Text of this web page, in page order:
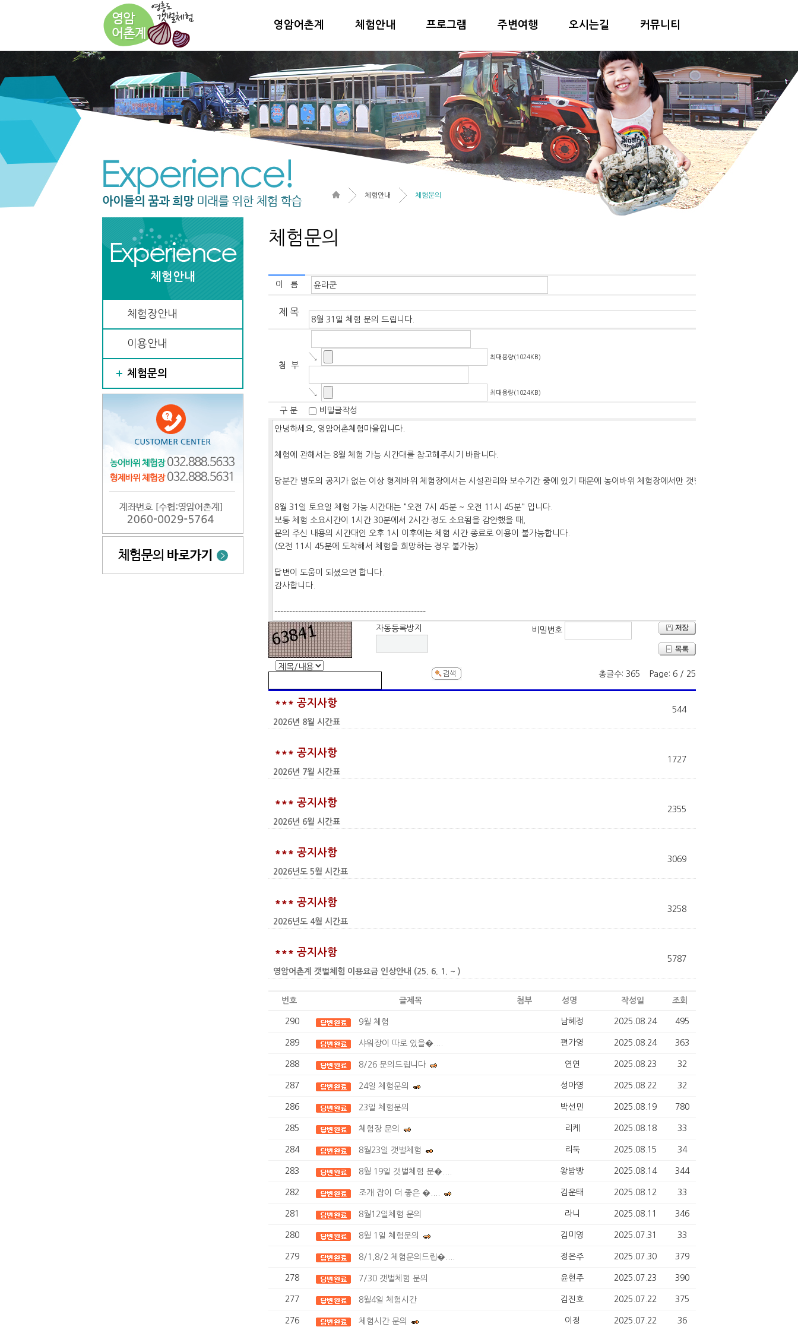
영암어촌계 체험안내 프로그램 주변여행 오시는길 커뮤니티
체험안내
체험장안내
이용안내
체험문의
체험안내 체험문의
체험문의
이 름
제 목
첨 부
↘ 최대용량(1024KB)
↘ 최대용량(1024KB)
구 분 비밀글작성
자동등록방지 비밀번호
총글수: 365 Page: 6 / 25
*** 공지사항
2026년 8월 시간표
544
*** 공지사항
2026년 7월 시간표
1727
*** 공지사항
2026년 6월 시간표
2355
*** 공지사항
2026년도 5월 시간표
3069
*** 공지사항
2026년도 4월 시간표
3258
*** 공지사항
영암어촌계 갯벌체험 이용요금 인상안내 (25. 6. 1. ~ )
5787
번호 글제목 첨부 성명 작성일 조회
290 9월 체험 남혜정 2025.08.24 495
289 샤워장이 따로 있을�.... 편가영 2025.08.24 363
288 8/26 문의드립니다 연연 2025.08.23 32
287 24일 체험문의 성아영 2025.08.22 32
286 23일 체험문의 박선민 2025.08.19 780
285 체험장 문의 리케 2025.08.18 33
284 8월23일 갯벌체험 리둑 2025.08.15 34
283 8월 19일 갯벌체험 문�.... 왕밤빵 2025.08.14 344
282 조개 잡이 더 좋은 �.... 김운태 2025.08.12 33
281 8월12일체험 문의 라니 2025.08.11 346
280 8월 1일 체험문의 김미영 2025.07.31 33
279 8/1,8/2 체험문의드립�.... 정은주 2025.07.30 379
278 7/30 갯벌체험 문의 윤현주 2025.07.23 390
277 8월4일 체험시간 김진호 2025.07.22 375
276 체험시간 문의 이정 2025.07.22 36